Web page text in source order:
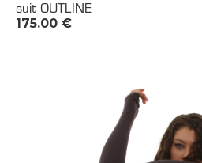
suit OUTLINE
€
175.00